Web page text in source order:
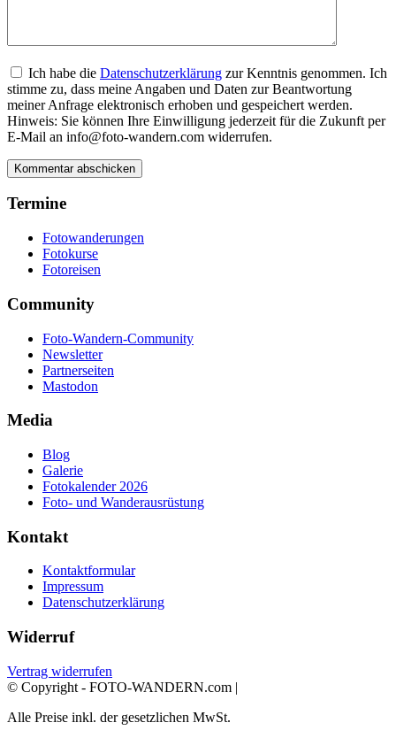
Ich habe die Datenschutzerklärung zur Kenntnis genommen. Ich
stimme zu, dass meine Angaben und Daten zur Beantwortung
meiner Anfrage elektronisch erhoben und gespeichert werden.
Hinweis: Sie können Ihre Einwilligung jederzeit für die Zukunft per
E-Mail an info@foto-wandern.com widerrufen.
Termine
Fotowanderungen
Fotokurse
Fotoreisen
Community
Foto-Wandern-Community
Newsletter
Partnerseiten
Mastodon
Media
Blog
Galerie
Fotokalender 2026
Foto- und Wanderausrüstung
Kontakt
Kontaktformular
Impressum
Datenschutzerklärung
Widerruf
Vertrag widerrufen
© Copyright - FOTO-WANDERN.com |
Alle Preise inkl. der gesetzlichen MwSt.